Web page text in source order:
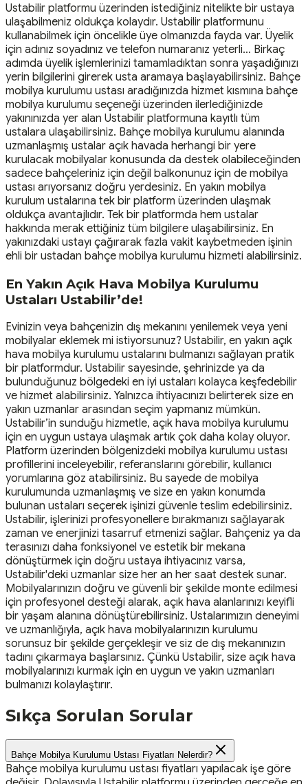
Ustabilir platformu üzerinden istediğiniz nitelikte bir ustaya
ulaşabilmeniz oldukça kolaydır. Ustabilir platformunu
kullanabilmek için öncelikle üye olmanızda fayda var. Üyelik
için adınız soyadınız ve telefon numaranız yeterli… Birkaç
adımda üyelik işlemlerinizi tamamladıktan sonra yaşadığınızı
yerin bilgilerini girerek usta aramaya başlayabilirsiniz. Bahçe
mobilya kurulumu ustası aradığınızda hizmet kısmına bahçe
mobilya kurulumu seçeneği üzerinden ilerlediğinizde
yakınınızda yer alan Ustabilir platformuna kayıtlı tüm
ustalara ulaşabilirsiniz. Bahçe mobilya kurulumu alanında
uzmanlaşmış ustalar açık havada herhangi bir yere
kurulacak mobilyalar konusunda da destek olabileceğinden
sadece bahçeleriniz için değil balkonunuz için de mobilya
ustası arıyorsanız doğru yerdesiniz. En yakın mobilya
kurulum ustalarına tek bir platform üzerinden ulaşmak
oldukça avantajlıdır. Tek bir platformda hem ustalar
hakkında merak ettiğiniz tüm bilgilere ulaşabilirsiniz. En
yakınızdaki ustayı çağırarak fazla vakit kaybetmeden işinin
ehli bir ustadan bahçe mobilya kurulumu hizmeti alabilirsiniz.
En Yakın Açık Hava Mobilya Kurulumu
Ustaları Ustabilir’de!
Evinizin veya bahçenizin dış mekanını yenilemek veya yeni
mobilyalar eklemek mi istiyorsunuz? Ustabilir, en yakın açık
hava mobilya kurulumu ustalarını bulmanızı sağlayan pratik
bir platformdur. Ustabilir sayesinde, şehrinizde ya da
bulunduğunuz bölgedeki en iyi ustaları kolayca keşfedebilir
ve hizmet alabilirsiniz. Yalnızca ihtiyacınızı belirterek size en
yakın uzmanlar arasından seçim yapmanız mümkün.
Ustabilir’in sunduğu hizmetle, açık hava mobilya kurulumu
için en uygun ustaya ulaşmak artık çok daha kolay oluyor.
Platform üzerinden bölgenizdeki mobilya kurulumu ustası
profillerini inceleyebilir, referanslarını görebilir, kullanıcı
yorumlarına göz atabilirsiniz. Bu sayede de mobilya
kurulumunda uzmanlaşmış ve size en yakın konumda
bulunan ustaları seçerek işinizi güvenle teslim edebilirsiniz.
Ustabilir, işlerinizi profesyonellere bırakmanızı sağlayarak
zaman ve enerjinizi tasarruf etmenizi sağlar. Bahçeniz ya da
terasınızı daha fonksiyonel ve estetik bir mekana
dönüştürmek için doğru ustaya ihtiyacınız varsa,
Ustabilir'deki uzmanlar size her an her saat destek sunar.
Mobilyalarınızın doğru ve güvenli bir şekilde monte edilmesi
için profesyonel desteği alarak, açık hava alanlarınızı keyifli
bir yaşam alanına dönüştürebilirsiniz. Ustalarımızın deneyimi
ve uzmanlığıyla, açık hava mobilyalarınızın kurulumu
sorunsuz bir şekilde gerçekleşir ve siz de dış mekanınızın
tadını çıkarmaya başlarsınız. Çünkü Ustabilir, size açık hava
mobilyalarınızı kurmak için en uygun ve yakın uzmanları
bulmanızı kolaylaştırır.
Sıkça Sorulan Sorular
Bahçe Mobilya Kurulumu Ustası Fiyatları Nelerdir?
Bahçe mobilya kurulumu ustası fiyatları yapılacak işe göre